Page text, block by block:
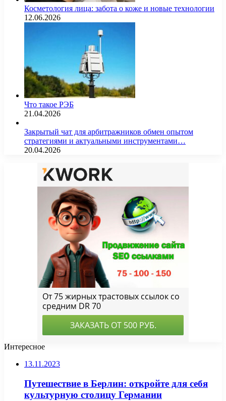
Косметология лица: забота о коже и новые технологии
12.06.2026
Что такое РЭБ
21.04.2026
Закрытый чат для арбитражников обмен опытом
стратегиями и актуальными инструментами…
20.04.2026
Интересное
13.11.2023
Путешествие в Берлин: откройте для себя
культурную столицу Германии